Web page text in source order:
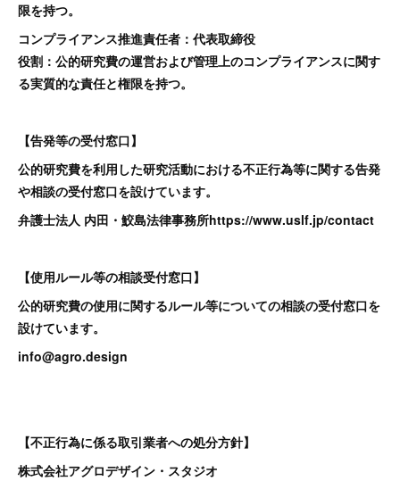
限を持つ。
コンプライアンス推進責任者：代表取締役
役割：公的研究費の運営および管理上のコンプライアンスに関す
る実質的な責任と権限を持つ。
【告発等の受付窓口】
公的研究費を利用した研究活動における不正行為等に関する告発
や相談の受付窓口を設けています。
弁護士法人 内田・鮫島法律事務所https://www.uslf.jp/contact
【使用ルール等の相談受付窓口】
公的研究費の使用に関するルール等についての相談の受付窓口を
設けています。
​info@agro.design
【不正行為に係る取引業者への処分方針】
株式会社アグロデザイン・スタジオ